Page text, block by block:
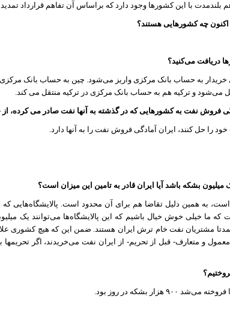
بلندمدت با این کشورها وجود دارد که براساس آن تفاهم قرارداد
چه کشورهایی هستند؟
دریافت می‌کنید؟
خریدار به حساب بانک مرکزی واریز می‌شود. چین به حساب بانک
می‌شود و ترکیه هم به حساب بانک مرکزی در ترکیه منتقل می‌ کند.
فروش نفت به کشورهایی که در گذشته به آنها نفت صادر می کرده، از
را حل کنند، ایران آمادگی فروش نفت را به آنها دارد.
بشکه باشد آیا ایران قادر به تامین این میزان است؟
به همین دلیل تقاضا هم برای آن محدود است. پالایشگاه‌هایی
ما خیلی خوش خیال باشیم که این پالایشگاه‌ها می‌توانند یک
مشتریان نفت خام ترش ایران هستند. ضمن این که هیچ کشوری
و متعارف- قبل از تحریم- از ایران نفت می‌خریدند، اگر تحریمها
هزار بشکه در روز بود.